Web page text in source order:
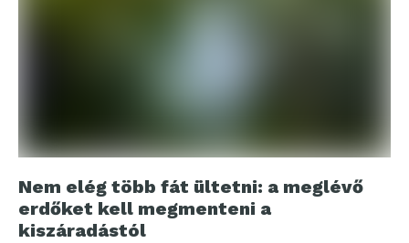
Nem elég több fát ültetni: a meglévő
erdőket kell megmenteni a
kiszáradástól